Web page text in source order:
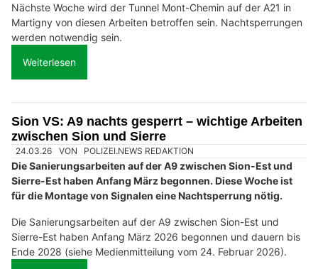
Nächste Woche wird der Tunnel Mont-Chemin auf der A21 in
Martigny von diesen Arbeiten betroffen sein. Nachtsperrungen
werden notwendig sein.
Weiterlesen
Sion VS: A9 nachts gesperrt – wichtige Arbeiten
zwischen Sion und Sierre
24.03.26 VON POLIZEI.NEWS REDAKTION
Die Sanierungsarbeiten auf der A9 zwischen Sion-Est und
Sierre-Est haben Anfang März begonnen. Diese Woche ist
für die Montage von Signalen eine Nachtsperrung nötig.
Die Sanierungsarbeiten auf der A9 zwischen Sion-Est und
Sierre-Est haben Anfang März 2026 begonnen und dauern bis
Ende 2028 (siehe Medienmitteilung vom 24. Februar 2026).